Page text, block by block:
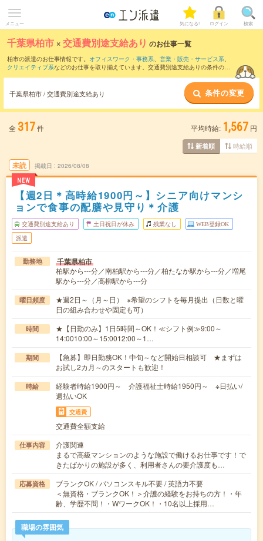
メニュー 気になる! ログイン 検索
千葉県柏市 ×交通費別途支給あり のお仕事一覧
柏市の派遣のお仕事情報です。 オフィスワーク・事務系、 営業・販売・サービス系、
クリエイティブ系などのお仕事を取り揃えています。交通費別途支給ありの条件の他
千葉県柏市 / 交通費別途支給あり 条件の変更
全 317件 平均時給: 1,567 円
新着順 時給順
未読
NEW
掲載日 2026/08/08
【週2日＊高時給1900円～】シニア向けマンシ
ョンで食事の配膳や見守り＊介護
交通費別途支給あり 土日祝日が休み 残業なし WEB登録OK
派遣
勤務地 千葉県柏市
柏駅から---分／南柏駅から---分／柏たなか駅から---分／増尾
駅から---分／高柳駅から---分
曜日頻度
★週2日～（月～日） ※希望のシフトを毎月提出（日数と曜
日の組み合わせや固定も可）
時間
★【日勤のみ】1日5時間～OK！≪シフト例≫9:00～
14:0010:00～15:0012:00～1…
期間
【急募】即日勤務OK！中旬～など開始日相談可 ★まずは
お試し2カ月～のスタートも歓迎！
時給
経験者時給1900円～ 介護福祉士時給1950円～ ※日払い/
週払いOK
交通費
交通費全額支給
仕事内容
介護関連
まるで高級マンションのような施設で働けるお仕事です！で
きたばかりの施設が多く、利用者さんの要介護度も…
応募資格
ブランクOK / パソコンスキル不要 / 英語力不要
＜無資格・ブランクOK！＞介護の経験をお持ちの方！・年
齢、学歴不問！・WワークOK！・10名以上採用…
職場の雰囲気